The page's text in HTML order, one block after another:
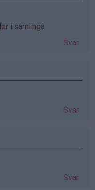
i samlinga
Svar
Svar
Svar